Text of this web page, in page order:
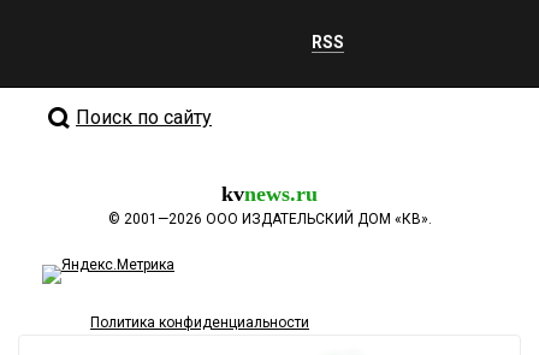
RSS
Поиск по сайту
kvnews.ru
© 2001—2026 ООО ИЗДАТЕЛЬСКИЙ ДОМ «КВ».
Политика конфиденциальности